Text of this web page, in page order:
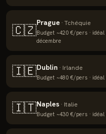
🇨🇿Prague · Tchéquie
Budget ~420 €/pers · idéal
décembre
🇮🇪Dublin · Irlande
Budget ~480 €/pers · idéal
🇮🇹Naples · Italie
Budget ~430 €/pers · idéal